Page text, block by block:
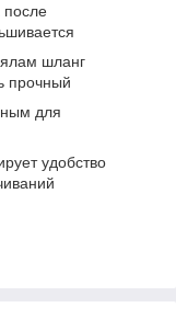
после
шланг
прочный
для
удобство